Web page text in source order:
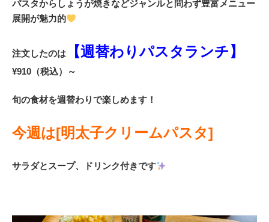
パスタからしょうが焼きなどジャンルと問わず豊富メニュー
展開が魅力的
注文したのは 【週替わりパスタランチ】
¥910（税込）～
旬の食材を週替わりで楽しめます！
今週は[明太子クリームパスタ]
サラダとスープ、ドリンク付きです